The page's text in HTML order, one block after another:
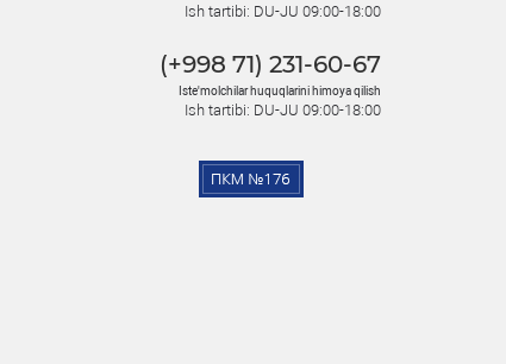
Ish tartibi: DU-JU 09:00-18:00
(+998 71) 231-60-67
Iste'molchilar huquqlarini himoya qilish
Ish tartibi: DU-JU 09:00-18:00